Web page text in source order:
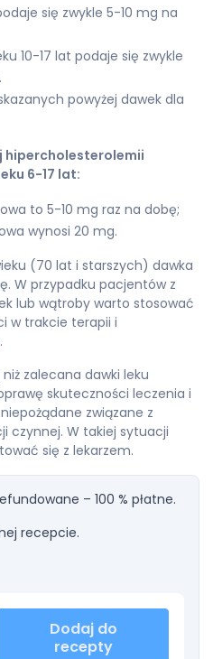
się zwykle 5-10 mg na
10-17 lat podaje się zwykle
powyżej dawek dla
hipercholesterolemii
6-17 lat:
to 5-10 mg raz na dobę;
wynosi 20 mg.
(70 lat i starszych) dawka
W przypadku pacjentów z
lub wątroby warto stosować
w trakcie terapii i
zalecana dawki leku
skuteczności leczenia i
związane z
czynnej. W takiej sytuacji
się z lekarzem.
– 100 % płatne.
recepcie.
Dodaj do
recepty